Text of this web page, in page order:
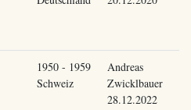
1950 - 1959
Schweiz
Andreas
Zwicklbauer
28.12.2022